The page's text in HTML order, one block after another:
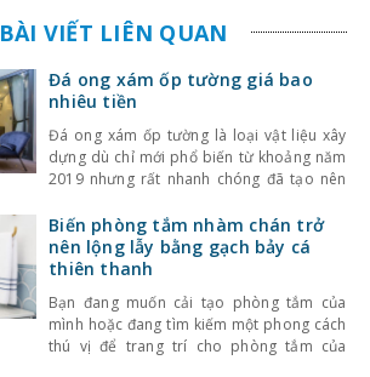
BÀI VIẾT LIÊN QUAN
Đá ong xám ốp tường giá bao
nhiêu tiền
Đá ong xám ốp tường là loại vật liệu xây
dựng dù chỉ mới phổ biến từ khoảng năm
2019 nhưng rất nhanh chóng đã tạo nên
đá này là gì? Chi phí đầu tư là bao nhiêu?
Câu trả lời sẽ được kinhnghiemlamnha.net
tiết lộ
Biến phòng tắm nhàm chán trở
nên lộng lẫy bằng gạch bảy cá
thiên thanh
Bạn đang muốn cải tạo phòng tắm của
mình hoặc đang tìm kiếm một phong cách
thú vị để trang trí cho phòng tắm của